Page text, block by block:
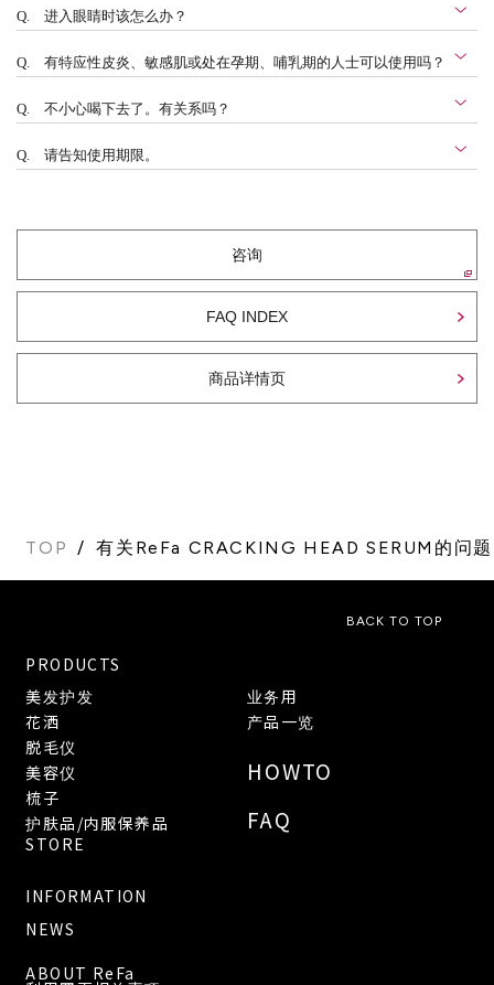
Q. 进入眼睛时该怎么办？
Q. 有特应性皮炎、敏感肌或处在孕期、哺乳期的人士可以使用吗？
Q. 不小心喝下去了。有关系吗？
Q. 请告知使用期限。
咨询
FAQ INDEX
商品详情页
TOP 有关ReFa CRACKING HEAD SERUM的问
BACK TO TOP
PRODUCTS
美发护发
花洒
脱毛仪
美容仪
梳子
护肤品/内服保养品
业务用
产品一览
HOWTO
FAQ
STORE
INFORMATION
NEWS
ABOUT ReFa